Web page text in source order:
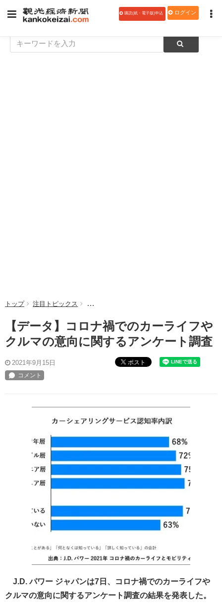
購読(紙・電子版)申込 ログイン
トップ 注目トピックス 【データ】コロナ禍でのカーライフやクルマ
【データ】コロナ禍でのカーライフや
クルマの意向に関するアンケート調査
2021年9月15日 ポスト
J.D. パワー ジャパンは7日、コロナ禍でのカーライフや
クルマの意向に関するアンケート調査の結果を発表した。